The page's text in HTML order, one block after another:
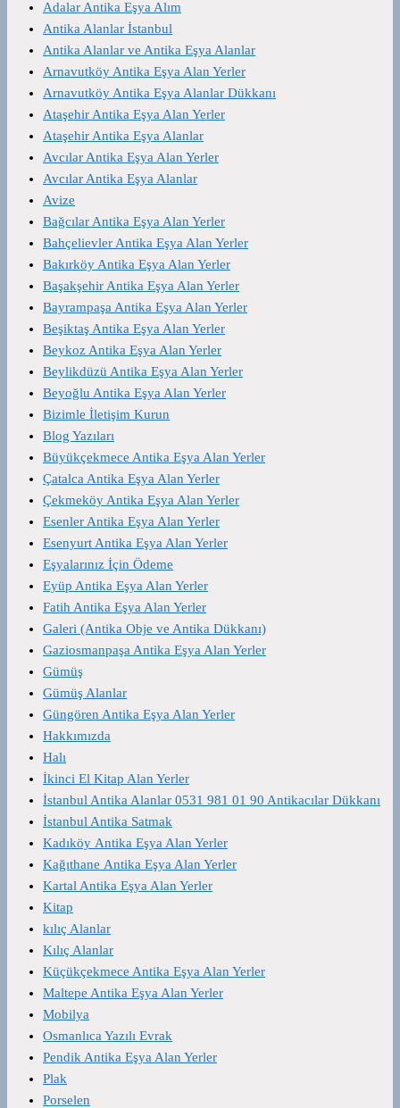
Adalar Antika Eşya Alım
Antika Alanlar İstanbul
Antika Alanlar ve Antika Eşya Alanlar
Arnavutköy Antika Eşya Alan Yerler
Arnavutköy Antika Eşya Alanlar Dükkanı
Ataşehir Antika Eşya Alan Yerler
Ataşehir Antika Eşya Alanlar
Avcılar Antika Eşya Alan Yerler
Avcılar Antika Eşya Alanlar
Avize
Bağcılar Antika Eşya Alan Yerler
Bahçelievler Antika Eşya Alan Yerler
Bakırköy Antika Eşya Alan Yerler
Başakşehir Antika Eşya Alan Yerler
Bayrampaşa Antika Eşya Alan Yerler
Beşiktaş Antika Eşya Alan Yerler
Beykoz Antika Eşya Alan Yerler
Beylikdüzü Antika Eşya Alan Yerler
Beyoğlu Antika Eşya Alan Yerler
Bizimle İletişim Kurun
Blog Yazıları
Büyükçekmece Antika Eşya Alan Yerler
Çatalca Antika Eşya Alan Yerler
Çekmeköy Antika Eşya Alan Yerler
Esenler Antika Eşya Alan Yerler
Esenyurt Antika Eşya Alan Yerler
Eşyalarınız İçin Ödeme
Eyüp Antika Eşya Alan Yerler
Fatih Antika Eşya Alan Yerler
Galeri (Antika Obje ve Antika Dükkanı)
Gaziosmanpaşa Antika Eşya Alan Yerler
Gümüş
Gümüş Alanlar
Güngören Antika Eşya Alan Yerler
Hakkımızda
Halı
İkinci El Kitap Alan Yerler
İstanbul Antika Alanlar 0531 981 01 90 Antikacılar Dükkanı
İstanbul Antika Satmak
Kadıköy Antika Eşya Alan Yerler
Kağıthane Antika Eşya Alan Yerler
Kartal Antika Eşya Alan Yerler
Kitap
kılıç Alanlar
Kılıç Alanlar
Küçükçekmece Antika Eşya Alan Yerler
Maltepe Antika Eşya Alan Yerler
Mobilya
Osmanlıca Yazılı Evrak
Pendik Antika Eşya Alan Yerler
Plak
Porselen